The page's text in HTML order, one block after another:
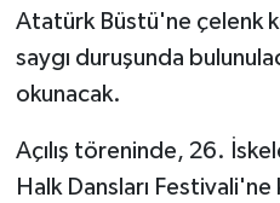
Atatürk Büstü'ne çelenk
saygı duruşunda
okunacak.
Açılış töreninde, 26.
Halk Dansları Festivali'ne